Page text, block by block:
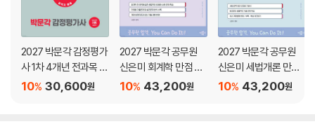
Chapter 13 2014년 제25회 정답 및 해설
Chapter 14 2013년 제24회 정답 및 해설
Chapter 15 2012년 제23회 정답 및 해설
2027 박문각 감정평가
사 1차 4개년 전과목 기
출문제집30,600원
10%
2027 박문각 공무원
신은미 회계학 만점 기
본서 43,200원
10%
2027 박문각 공무원
신은미 세법개론 만점
기본서43,200원
10%